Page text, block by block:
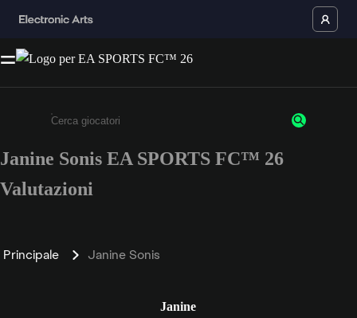
Inserisci un minimo di 3 caratteri o numeri.
Janine Sonis EA SPORTS FC™ 26
Valutazioni
Principale Janine Sonis
Janine